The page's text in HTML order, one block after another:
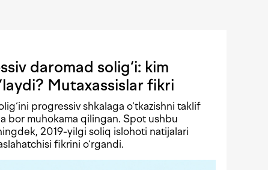
daromad solig‘i: kim
Mutaxassislar fikri
progressiv shkalaga o‘tkazishni taklif
bor muhokama qilingan. Spot ushbu
2019-yilgi soliq islohoti natijalari
fikrini o‘rgandi.